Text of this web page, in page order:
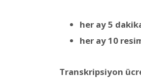
her ay 5
her ay 10
Transkripsiyon